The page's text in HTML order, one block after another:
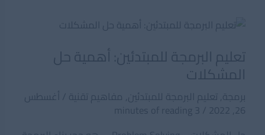
تعليم البرمجة للمبتدئين: أهمية حل
المشكلات
برمجة,تعليم البرمجة للمبتدئين, مفاهيم تقنية / أغسطس
26, 2022
/
3 minutes of reading